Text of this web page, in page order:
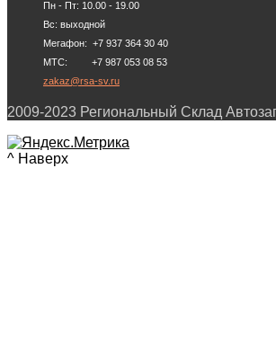
Пн - Пт: 10.00 - 19.00
Вс: выходной
Мегафон: +7 937 364 30 40
МТС: +7 987 053 08 53
zakaz@rsa-sv.ru
2009-2023 Региональный Склад
^ Наверх